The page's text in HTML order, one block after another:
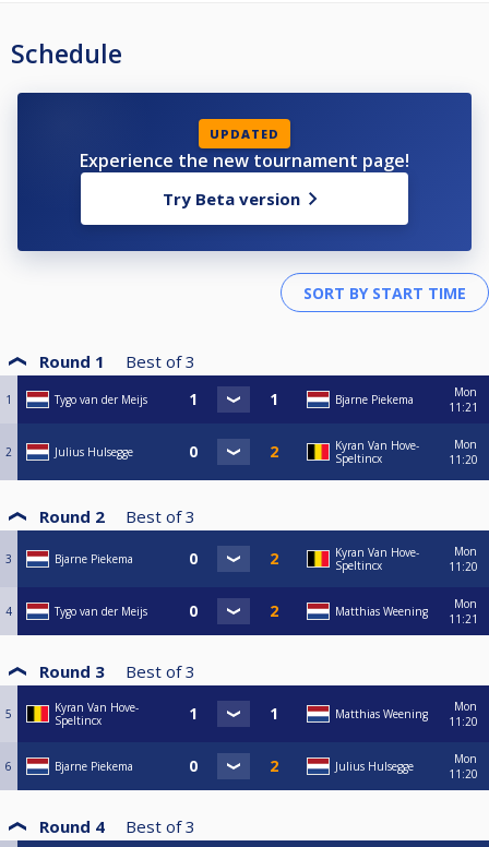
Schedule
UPDATED
Experience the new tournament page!
Try Beta version
Round 1 Best of 3
1 Tygo van der Meijs Bjarne Piekema
Mon
11:21
2 Julius Hulsegge
Kyran Van Hove-
Speltincx
Mon
11:20
Round 2 Best of 3
3 Bjarne Piekema
Kyran Van Hove-
Speltincx
Mon
11:20
4 Tygo van der Meijs Matthias Weening
Mon
11:21
Round 3 Best of 3
5
Kyran Van Hove-
Speltincx
Matthias Weening
Mon
11:20
6 Bjarne Piekema Julius Hulsegge
Mon
11:20
Round 4 Best of 3